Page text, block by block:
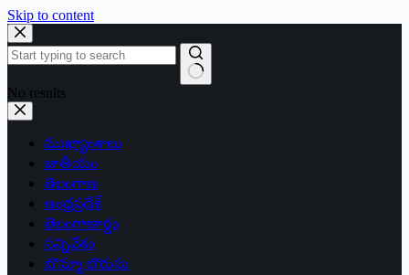
Skip to content
No results
ముఖ్యాంశాలు
జాతీయం
తెలంగాణ
ఆంధ్రప్రదేశ్
తెలంగాణార్థం
సన్నివేశం
బొమ్మా బొరుసు